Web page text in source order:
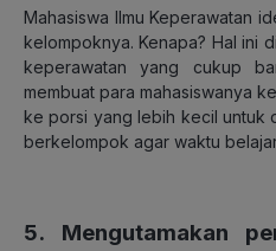
Mahasiswa Ilmu Keperawatan
kelompoknya. Kenapa? Hal ini
keperawatan yang cukup
membuat para mahasiswanya
ke porsi yang lebih kecil untuk
berkelompok agar waktu
5. Mengutamakan